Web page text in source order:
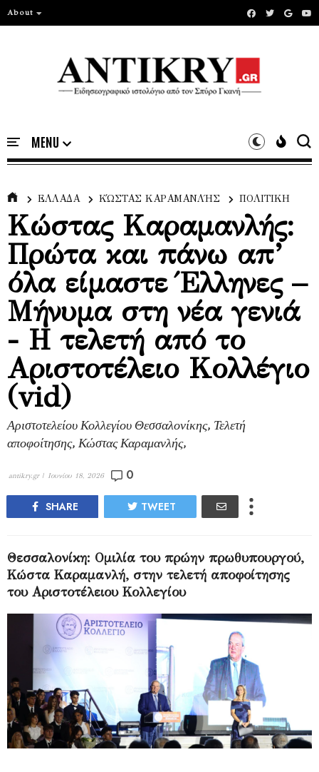
About
ΕΛΛΑΔΑ ΚΏΣΤΑΣ ΚΑΡΑΜΑΝΛΉΣ ΠΟΛΙΤΙΚΗ
Κώστας Καραμανλής:
Πρώτα και πάνω απ’
όλα είμαστε Έλληνες –
Μήνυμα στη νέα γενιά
- Η τελετή από το
Αριστοτέλειο Κολλέγιο
(vid)
Αριστοτελείου Κολλεγίου Θεσσαλονίκης, Τελετή
αποφοίτησης, Κώστας Καραμανλής,
antikry.gr | Ιουνίου 18, 2026 0
SHARE TWEET
Θεσσαλονίκη: Ομιλία του πρώην πρωθυπουργού,
Κώστα Καραμανλή, στην τελετή αποφοίτησης
του Αριστοτέλειου Κολλεγίου